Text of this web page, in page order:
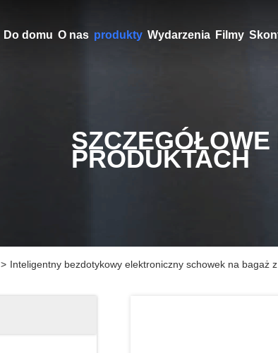
Do domu O nas produkty Wydarzenia Filmy
PRODUKTACH
> Inteligentny bezdotykowy elektroniczny schowek na bagaż